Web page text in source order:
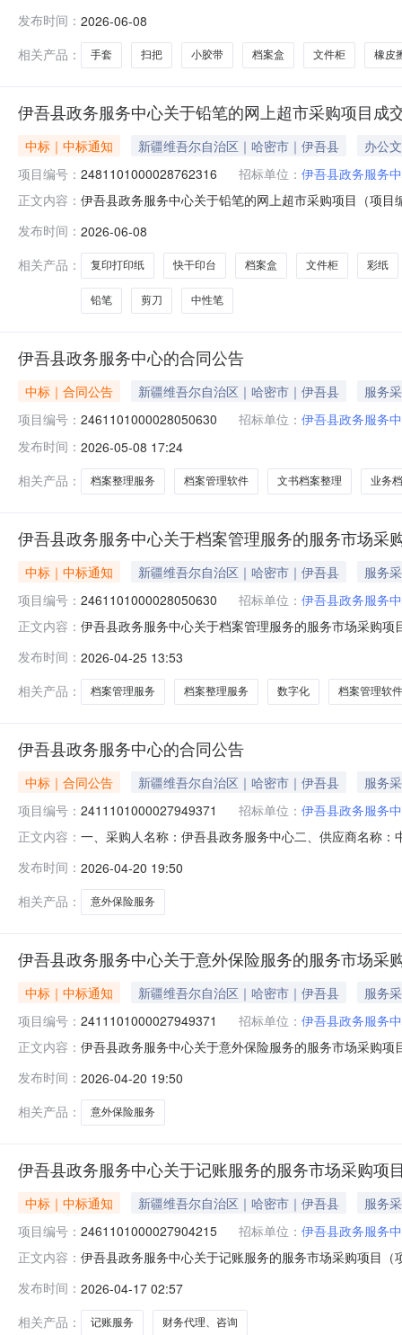
6600ES中性笔得力/deli6600ES支5.0010503得力云彩
发布时间： 2026-06-08
相关产品：
手套 扫把 小胶带 档案盒 文件柜 橡皮
伊吾县政务服务中心关于铅笔的网上超市采购项目成
中标｜中标通知 新疆维吾尔自治区｜哈密市｜伊吾县
办公
项目编号： 2481101000028762316 招标单位： 伊吾县政务服务
正文内容： 伊吾县政务服务中心关于铅笔的网上超市采购项目（项
码:650522项目所在行政区划名称:新疆维吾尔自治区哈
发布时间： 2026-06-08
相关产品：
复印打印纸 快干印台 档案盒 文件柜 彩纸
铅笔 剪刀 中性笔
伊吾县政务服务中心的合同公告
中标｜合同公告 新疆维吾尔自治区｜哈密市｜伊吾县
服务
项目编号： 2461101000028050630 招标单位： 伊吾县政务服务
发布时间： 2026-05-08 17:24
相关产品：
档案整理服务 档案管理软件 文书档案整理 业务
伊吾县政务服务中心关于档案管理服务的服务市场采
中标｜中标通知 新疆维吾尔自治区｜哈密市｜伊吾县
服务
项目编号： 2461101000028050630 招标单位： 伊吾县政务服务
正文内容： 伊吾县政务服务中心关于档案管理服务的服务市场采购
行政区划编码:650522项目所在行政区划名称:新疆维吾
发布时间： 2026-04-25 13:53
相关产品：
档案管理服务 档案整理服务 数字化 档案管理软件
伊吾县政务服务中心的合同公告
中标｜合同公告 新疆维吾尔自治区｜哈密市｜伊吾县
服务
项目编号： 2411101000027949371 招标单位： 伊吾县政务服务
正文内容： 一、采购人名称：伊吾县政务服务中心二、供应商名称
或标的基本概况：七、其它事项：详见附件中的合同文
发布时间： 2026-04-20 19:50
相关产品：
意外保险服务
伊吾县政务服务中心关于意外保险服务的服务市场采
中标｜中标通知 新疆维吾尔自治区｜哈密市｜伊吾县
服务
项目编号： 2411101000027949371 招标单位： 伊吾县政务服务
正文内容： 伊吾县政务服务中心关于意外保险服务的服务市场采购
行政区划编码:650522项目所在行政区划名称:新疆维吾
发布时间： 2026-04-20 19:50
相关产品：
意外保险服务
伊吾县政务服务中心关于记账服务的服务市场采购项
中标｜中标通知 新疆维吾尔自治区｜哈密市｜伊吾县
服务
项目编号： 2461101000027904215 招标单位： 伊吾县政务服务
正文内容： 伊吾县政务服务中心关于记账服务的服务市场采购项目
编码:650522项目所在行政区划名称:新疆维吾尔自治区
发布时间： 2026-04-17 02:57
相关产品：
记账服务 财务代理、咨询